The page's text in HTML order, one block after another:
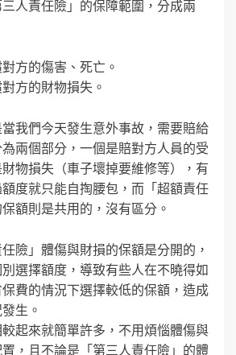
人責任險」的保障範圍，分成兩
對方的傷害、死亡。
對方的財物損失。
我們今天發生意外事故，需要賠給
兩個部分，一個是賠對方人員的受
物損失（車子壞掉要維修等），有
度就只能自掏腰包，而「超額責任
額則是共用的，沒有區分。
險」體傷與財損的保額是分開的，
選擇額度，導致有些人在不曉得如
費的情況下選擇較低的保額，造成
生。
較起來就簡單許多，不用煩惱體傷與
，且不論是「第三人責任險」的體